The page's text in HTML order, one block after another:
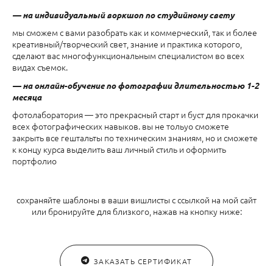
— на индивидуальный воркшоп по студийному свету
мы сможем с вами разобрать как и коммерческий, так и более
креативный/творческий свет, знание и практика которого,
сделают вас многофункциональным специалистом во всех
видах съемок.
— на онлайн-обучение по фотографии длительностью 1-2
месяца
фотолаборатория — это прекрасный старт и буст для прокачки
всех фотографических навыков. вы не тольуо сможете
закрыть все гештальты по техническим знаниям, но и сможете
к концу курса выделить ваш личный стиль и оформить
портфолио
сохраняйте шаблоны в ваши вишлисты с ссылкой на мой сайт
или бронируйте для близкого, нажав на кнопку ниже:
ЗАКАЗАТЬ СЕРТИФИКАТ